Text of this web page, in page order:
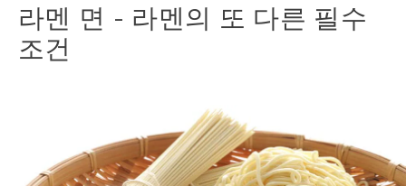
라멘 면 - 라멘의 또 다른 필수
조건